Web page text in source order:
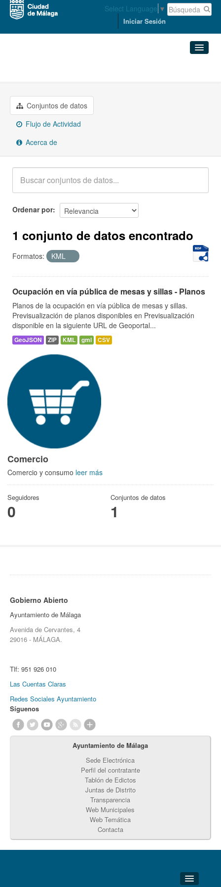
Select Language ▼
Iniciar Sesión
Organizaciones
Grupos
Acerca de
Conjuntos de datos
Flujo de Actividad
Acerca de
Ordenar por
1 conjunto de datos encontrado
Formatos: KML
Ocupación en vía pública de mesas y sillas - Planos
Planos de la ocupación en vía pública de mesas y sillas.
Previsualización de planos disponibles en Previsualización
disponible en la siguiente URL de Geoportal...
GeoJSON ZIP KML gml CSV
Comercio
Comercio y consumo leer más
Seguidores
0
Conjuntos de datos
1
Gobierno Abierto
Ayuntamiento de Málaga
Avenida de Cervantes, 4
29016 - MÁLAGA.
Tlf: 951 926 010
Las Cuentas Claras
Redes Sociales Ayuntamiento
Síguenos
Ayuntamiento de Málaga
Sede Electrónica
Perfil del contratante
Tablón de Edictos
Juntas de Distrito
Transparencia
Web Municipales
Web Temática
Contacta